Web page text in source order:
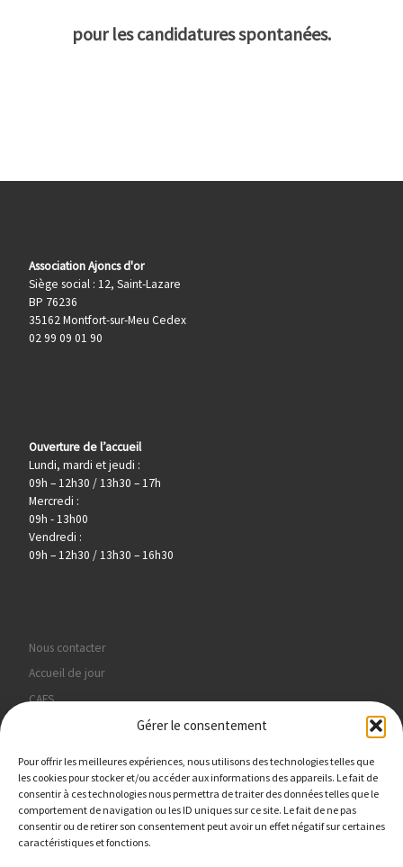
Gérer le consentement
Pour offrir les meilleures expériences, nous utilisons des technologies telles que
les cookies pour stocker et/ou accéder aux informations des appareils. Le fait de
consentir à ces technologies nous permettra de traiter des données telles que le
comportement de navigation ou les ID uniques sur ce site. Le fait de ne pas
consentir ou de retirer son consentement peut avoir un effet négatif sur certaines
caractéristiques et fonctions.
pour les candidatures spontanées.
Association Ajoncs d'or
Siège social : 12, Saint-Lazare
BP 76236
35162 Montfort-sur-Meu Cedex
02 99 09 01 90
Ouverture de l’accueil
Lundi, mardi et jeudi :
09h – 12h30 / 13h30 – 17h
Mercredi :
09h - 13h00
Vendredi :
09h – 12h30 / 13h30 – 16h30
Nous contacter
Accueil de jour
CAFS
Politique de confidentialité
Politique de cookies (UE)
Mentions légales